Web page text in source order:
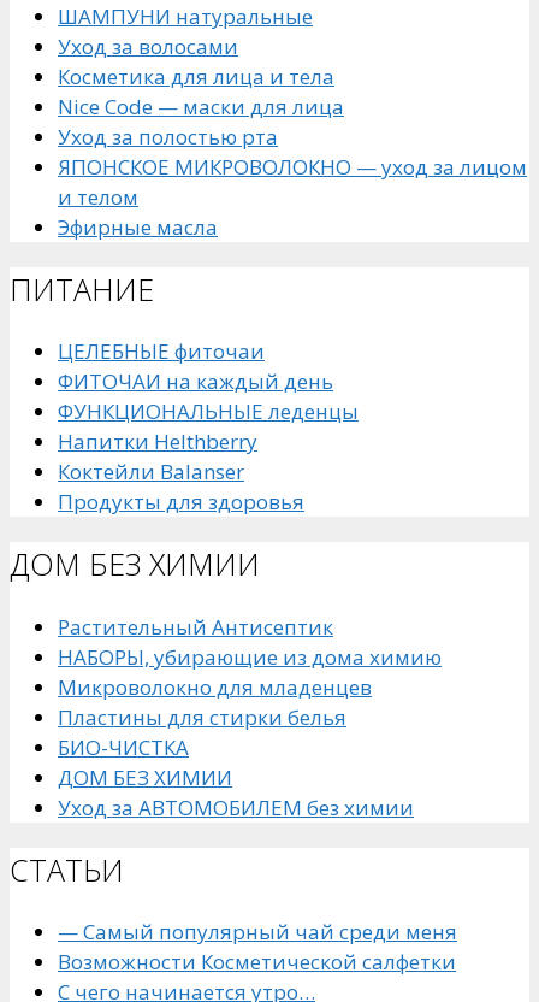
ШАМПУНИ натуральные
Уход за волосами
Косметика для лица и тела
Nice Code — маски для лица
Уход за полостью рта
ЯПОНСКОЕ МИКРОВОЛОКНО — уход за лицом
и телом
Эфирные масла
ПИТАНИЕ
ЦЕЛЕБНЫЕ фиточаи
ФИТОЧАИ на каждый день
ФУНКЦИОНАЛЬНЫЕ леденцы
Напитки Helthberry
Коктейли Balanser
Продукты для здоровья
ДОМ БЕЗ ХИМИИ
Растительный Антисептик
НАБОРЫ, убирающие из дома химию
Микроволокно для младенцев
Пластины для стирки белья
БИО-ЧИСТКА
ДОМ БЕЗ ХИМИИ
Уход за АВТОМОБИЛЕМ без химии
СТАТЬИ
— Самый популярный чай среди меня
Возможности Косметической салфетки
С чего начинается утро…